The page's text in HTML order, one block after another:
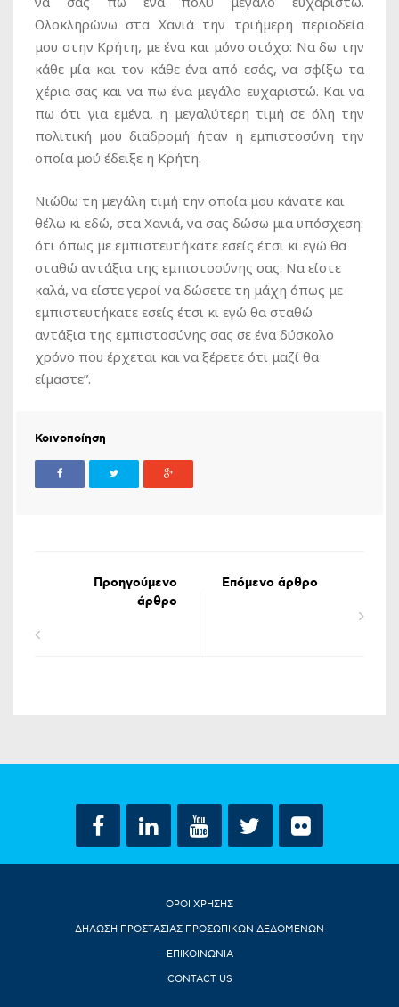
Ολοκληρώνω στα Χανιά την τριήμερη περιοδεία
μου στην Κρήτη, με ένα και μόνο στόχο: Να δω την
κάθε μία και τον κάθε ένα από εσάς, να σφίξω τα
χέρια σας και να πω ένα μεγάλο ευχαριστώ. Και να
πω ότι για εμένα, η μεγαλύτερη τιμή σε όλη την
πολιτική μου διαδρομή ήταν η εμπιστοσύνη την
οποία μού έδειξε η Κρήτη.
Νιώθω τη μεγάλη τιμή την οποία μου κάνατε και
θέλω κι εδώ, στα Χανιά, να σας δώσω μια υπόσχεση:
ότι όπως με εμπιστευτήκατε εσείς έτσι κι εγώ θα
σταθώ αντάξια της εμπιστοσύνης σας. Να είστε
καλά, να είστε γεροί να δώσετε τη μάχη όπως με
εμπιστευτήκατε εσείς έτσι κι εγώ θα σταθώ
αντάξια της εμπιστοσύνης σας σε ένα δύσκολο
χρόνο που έρχεται και να ξέρετε ότι μαζί θα
είμαστε”.
Κοινοποίηση
Προηγούμενο
άρθρο
Επόμενο άρθρο
ΟΡΟΙ ΧΡΗΣΗΣ
ΔΗΛΩΣΗ ΠΡΟΣΤΑΣΙΑΣ ΠΡΟΣΩΠΙΚΩΝ ΔΕΔΟΜΕΝΩΝ
ΕΠΙΚΟΙΝΩΝΙΑ
CONTACT US